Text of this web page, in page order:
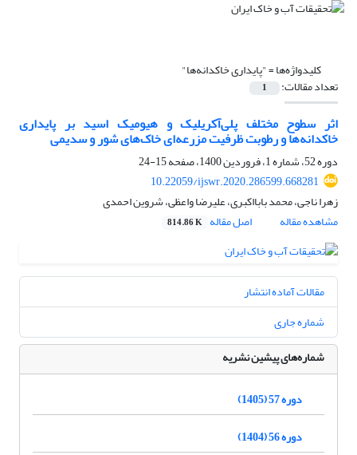
کلیدواژه‌ها ="پایداری خاکدانه‌ها"
تعداد مقالات: 1
اثر سطوح مختلف پلی‌آکریلیک و هیومیک اسید بر پایداری
خاکدانه‌ها و رطوبت ظرفیت مزرعه‌ای خاک‌های شور و سدیمی
دوره 52، شماره 1، فروردین 1400، صفحه
15-24
10.22059/ijswr.2020.286599.668281
زهرا ناجی، محمد بابااکبری، علیرضا واعظی، شروین احمدی
مشاهده مقاله
اصل مقاله 814.86 K
مقالات آماده انتشار
شماره جاری
شماره‌های پیشین نشریه
دوره 57 (1405)
دوره 56 (1404)